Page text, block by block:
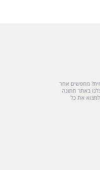
מחפשים אחר
באתר חתונה
את כל